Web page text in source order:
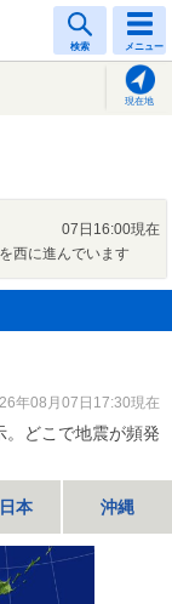
検索 メニュー
現在地
07日16:00現在
西に進んでいます
年08月07日17:30現在
。どこで地震が頻発
本 沖縄